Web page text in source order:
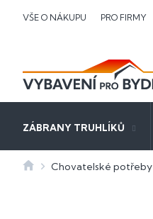
VŠE O NÁKUPU PRO FIRMY
ZÁBRANY TRUHLÍKŮ
DomůChovatelské potřeby